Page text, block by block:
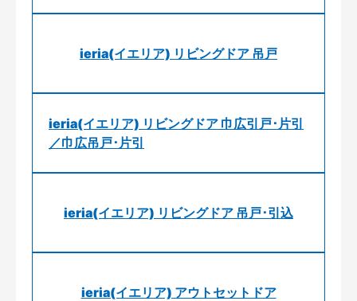
ieria(イエリア) リビングドア 吊戸
ieria(イエリア) リビングドア 巾広引戸･片引
／巾広吊戸･片引
ieria(イエリア) リビングドア 吊戸･引込
ieria(イエリア) アウトセットドア